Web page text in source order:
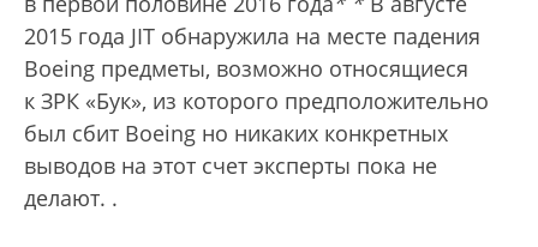
2015 года JIT обнаружила на месте падения
Boeing предметы, возможно относящиеся
к ЗРК «Бук», из которого предположительно
был сбит Boeing но никаких конкретных
выводов на этот счет эксперты пока не
делают. .